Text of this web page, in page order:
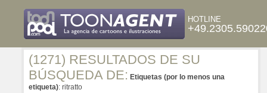
HOTLINE
(1271) RESULTADOS DE SU
BÚSQUEDA DE: Etiquetas (por lo menos una
etiqueta): ritratto